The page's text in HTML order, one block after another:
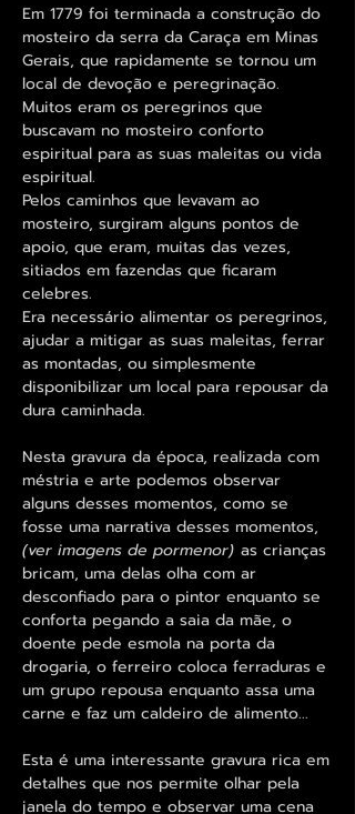
Em 1779 foi terminada a construção do
mosteiro da serra da Caraça em Minas
Gerais, que rapidamente se tornou um
local de devoção e peregrinação.
Muitos eram os peregrinos que
buscavam no mosteiro conforto
espiritual para as suas maleitas ou vida
espiritual.
Pelos caminhos que levavam ao
mosteiro, surgiram alguns pontos de
apoio, que eram, muitas das vezes,
sitiados em fazendas que ficaram
celebres.
Era necessário alimentar os peregrinos,
ajudar a mitigar as suas maleitas, ferrar
as montadas, ou simplesmente
disponibilizar um local para repousar da
dura caminhada.
Nesta gravura da época, realizada com
méstria e arte podemos observar
alguns desses momentos, como se
fosse uma narrativa desses momentos,
(ver imagens de pormenor) as crianças
bricam, uma delas olha com ar
desconfiado para o pintor enquanto se
conforta pegando a saia da mãe, o
doente pede esmola na porta da
drogaria, o ferreiro coloca ferraduras e
um grupo repousa enquanto assa uma
carne e faz um caldeiro de alimento...
Esta é uma interessante gravura rica em
detalhes que nos permite olhar pela
janela do tempo e observar uma cena